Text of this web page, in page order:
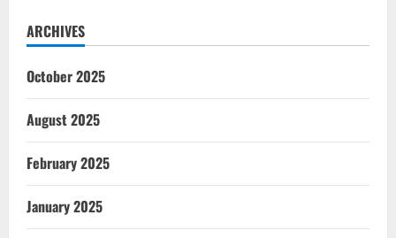
ARCHIVES
October 2025
August 2025
February 2025
January 2025